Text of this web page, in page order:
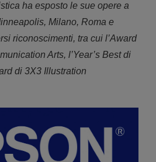
ha esposto le sue opere a
Milano, Roma e
riconoscimenti, tra cui l’Award
Arts, l’Year’s Best di
di 3X3 Illustration